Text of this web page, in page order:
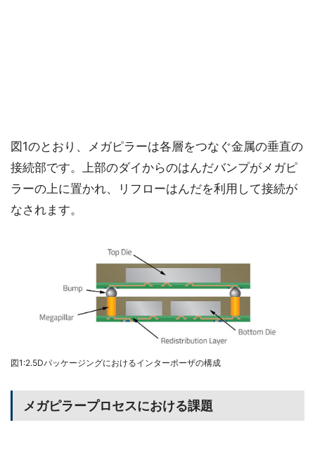
図1のとおり、メガピラーは各層をつなぐ金属の垂直の
接続部です。上部のダイからのはんだバンプがメガピ
ラーの上に置かれ、リフローはんだを利用して接続が
なされます。
図1:2.5Dパッケージングにおけるインターポーザの構成
メガピラープロセスにおける課題